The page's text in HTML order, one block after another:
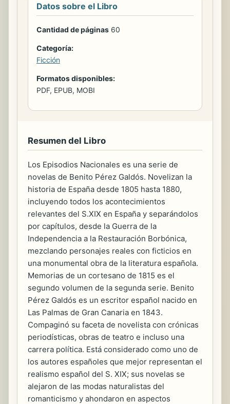
Datos sobre el Libro
Cantidad de páginas 60
Categoría:
Ficción
Formatos disponibles:
PDF, EPUB, MOBI
Resumen del Libro
Los Episodios Nacionales es una serie de
novelas de Benito Pérez Galdós. Novelizan la
historia de España desde 1805 hasta 1880,
incluyendo todos los acontecimientos
relevantes del S.XIX en España y separándolos
por capítulos, desde la Guerra de la
Independencia a la Restauración Borbónica,
mezclando personajes reales con ficticios en
una monumental obra de la literatura española.
Memorias de un cortesano de 1815 es el
segundo volumen de la segunda serie. Benito
Pérez Galdós es un escritor español nacido en
Las Palmas de Gran Canaria en 1843.
Compaginó su faceta de novelista con crónicas
periodísticas, obras de teatro e incluso una
carrera política. Está considerado como uno de
los autores españoles que mejor representan el
realismo español del S. XIX; sus novelas se
alejaron de las modas naturalistas del
romanticismo y ahondaron en aspectos